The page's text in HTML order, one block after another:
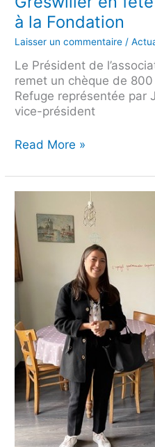
à la Fondation
Laisser un commentaire /
Le Président de
remet un chèque de
Refuge représentée par
vice-président
Read More »
députée,
Madame
Morel
rend
visite